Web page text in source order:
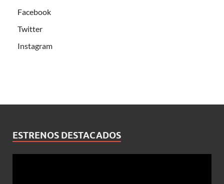
Facebook
Twitter
Instagram
ESTRENOS DESTACADOS